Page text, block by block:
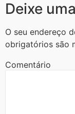
Deixe
O seu endereço
obrigatórios são
Comentário